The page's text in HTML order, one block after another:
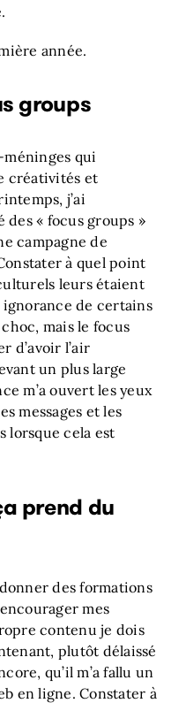
année.
groups
qui
créativités et
j’ai
« focus groups »
campagne de
à quel point
leurs étaient
de certains
mais le focus
d’avoir l’air
un plus large
m’a ouvert les yeux
messages et les
lorsque cela est
prend du
des formations
mes
contenu je dois
plutôt délaissé
qu’il m’a fallu un
en ligne. Constater à